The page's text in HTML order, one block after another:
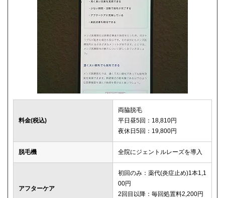
料金(税込)
両脇脱毛
平日昼5回：18,810円
夜休日5回：19,800円
脱毛機 全院にジェントルレーズを導入
アフターケア
初回のみ：薬代(炎症止め)1本1,1
00円
2回目以降：毎回処置料2,200円